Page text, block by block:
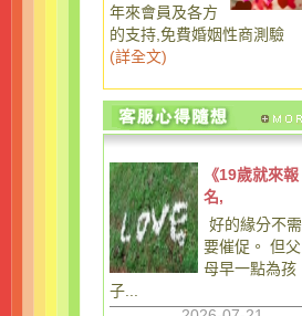
年來會員及各方
的支持,免費婚姻性商測驗
(詳全文)
《19歲就來報
名,
好的緣分不需
要催促。 但父
母早一點為孩
子...